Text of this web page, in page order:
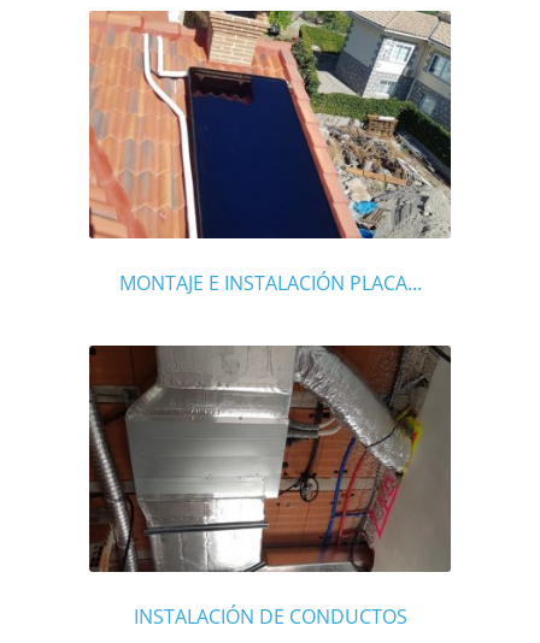
MONTAJE E INSTALACIÓN PLACA...
INSTALACIÓN DE CONDUCTOS